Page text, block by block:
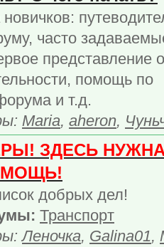
часто
представление о
помощь по
и т.д.
Maria, aheron,
ЗДЕСЬ
добрых дел!
Транспорт
Леночка, Galina01,